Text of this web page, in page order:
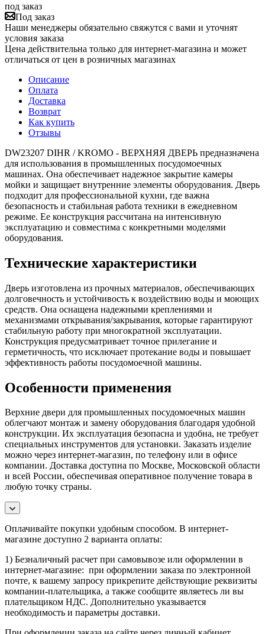
под заказ
Под заказ
Наши менеджеры обязательно свяжутся с вами и уточнят
условия заказа
Цена действительна только для интернет-магазина и может
отличаться от цен в розничных магазинах
Описание
Оплата
Доставка
Возврат
Как купить
Отзывы
DW23207 DIHR / KROMO - ВЕРХНЯЯ ДВЕРЬ предназначена
для использования в промышленных посудомоечных
машинах. Она обеспечивает надежное закрытие камеры
мойки и защищает внутренние элементы оборудования. Дверь
подходит для профессиональной кухни, где важна
безопасность и стабильная работа техники в ежедневном
режиме. Ее конструкция рассчитана на интенсивную
эксплуатацию и совместима с конкретными моделями
оборудования.
Технические характеристики
Дверь изготовлена из прочных материалов, обеспечивающих
долговечность и устойчивость к воздействию воды и моющих
средств. Она оснащена надежными креплениями и
механизмами открывания/закрывания, которые гарантируют
стабильную работу при многократной эксплуатации.
Конструкция предусматривает точное прилегание и
герметичность, что исключает протекание воды и повышает
эффективность работы посудомоечной машины.
Особенности применения
Верхние двери для промышленных посудомоечных машин
облегчают монтаж и замену оборудования благодаря удобной
конструкции. Их эксплуатация безопасна и удобна, не требует
специальных инструментов для установки. Заказать изделие
можно через интернет-магазин, по телефону или в офисе
компании. Доставка доступна по Москве, Московской области
и всей России, обеспечивая оперативное получение товара в
любую точку страны.
Оплачивайте покупки удобным способом. В интернет-
магазине доступно 2 варианта оплаты:
1) Безналичный расчет при самовывозе или оформлении в
интернет-магазине: при оформлении заказа по электронной
почте, к вашему запросу прикрепите действующие реквизиты
компании-плательщика, а также сообщите являетесь ли вы
плательщиком НДС. Дополнительно указывается
необходимость и параметры доставки.